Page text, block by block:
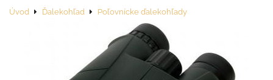
Úvod Ďalekohľad Poľovnícke ďalekohľady